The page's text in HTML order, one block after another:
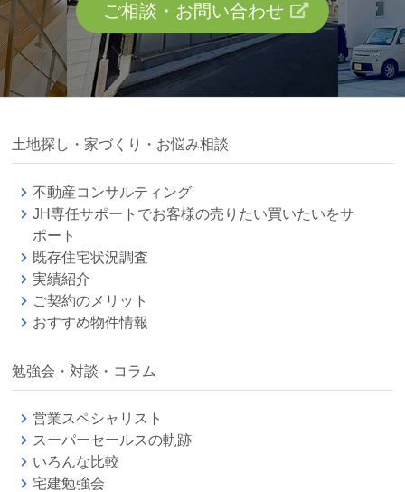
ご相談・お問い合わせ
土地探し・家づくり・お悩み相談
不動産コンサルティング
JH専任サポートでお客様の売りたい買いたいをサ
ポート
既存住宅状況調査
実績紹介
ご契約のメリット
おすすめ物件情報
勉強会・対談・コラム
営業スペシャリスト
スーパーセールスの軌跡
いろんな比較
宅建勉強会